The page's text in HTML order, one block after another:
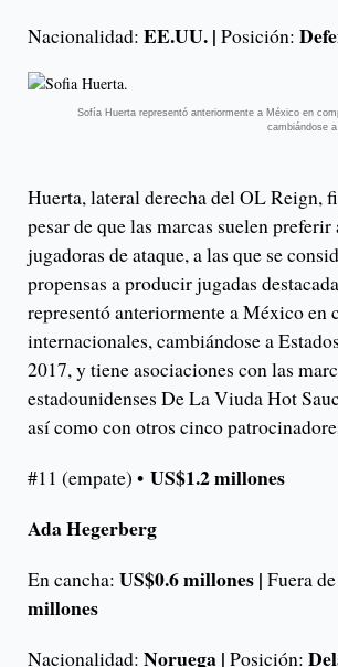
Nacionalidad: EE.UU. | Posición:
Sofía Huerta representó anteriormente a México en
cambiándose
Huerta, lateral derecha del OL Reign,
pesar de que las marcas suelen preferir
jugadoras de ataque, a las que se
propensas a producir jugadas
representó anteriormente a México en
internacionales, cambiándose a
2017, y tiene asociaciones con las
estadounidenses De La Viuda Hot
así como con otros cinco
#11 (empate) • US$1.2 millones
Ada Hegerberg
En cancha: US$0.6 millones | Fuera
millones
Nacionalidad: Noruega | Posición: